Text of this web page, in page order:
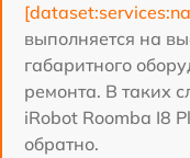
выполняется на
габаритного
ремонта. В таких
iRobot Roomba I8
обратно.